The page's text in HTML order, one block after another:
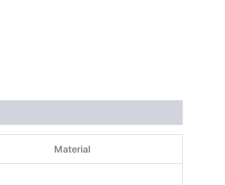
Material